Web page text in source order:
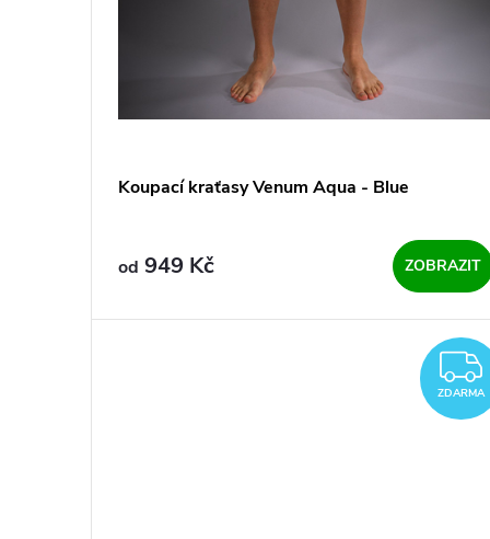
Koupací kraťasy Venum Aqua - Blue
od 949 Kč ZOBRAZIT
ZDARMA